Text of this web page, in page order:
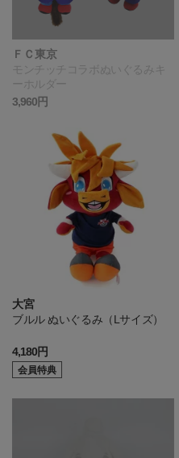
ＦＣ東京
モンチッチコラボぬいぐるみキ
ーホルダー
3,960円
大宮
ブルル ぬいぐるみ（Lサイズ）
4,180円
会員特典